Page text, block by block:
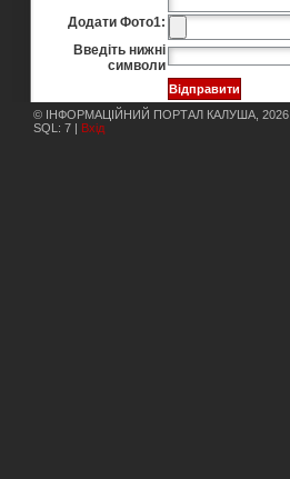
Додати Фото1:
Введіть нижні
символи
© ІНФОРМАЦІЙНИЙ ПОРТАЛ КАЛУША, 2026
SQL: 7 | Вхід